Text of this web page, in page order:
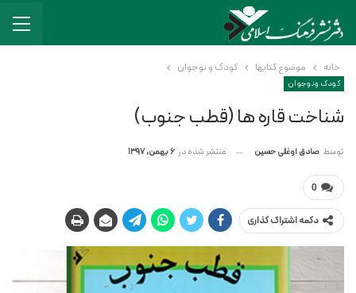
خانه موضوع کتابها کودک و نوجوان
کودک و نوجوان
شناخت قاره ها (قطب جنوب)
توسط صادق اوغلی حسین منتشر شده در 6 بهمن, 1397
0
دکمه اشتراک گذاری